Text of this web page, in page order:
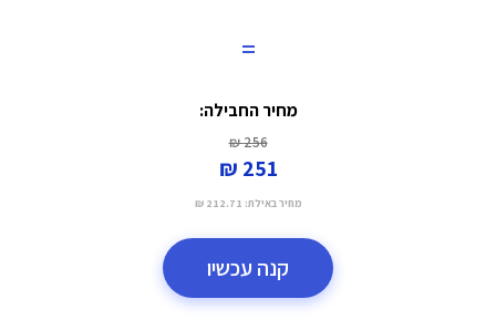
=
מחיר החבילה:
256 ₪
251 ₪
מחיר באילת: 212.71 ₪
קנה עכשיו